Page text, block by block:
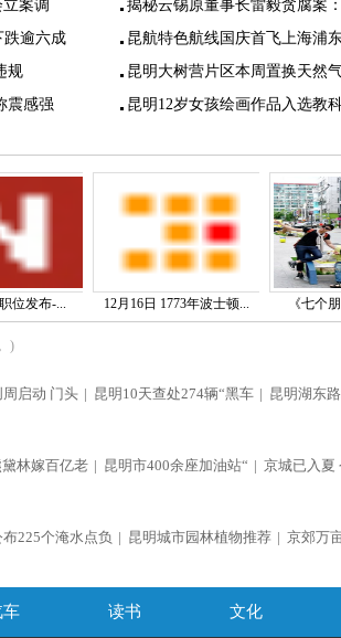
案调
跌逾六成
规
震感强
揭秘云锡原董事长雷毅贪腐案
昆航特色航线国庆首飞上海浦
昆明大树营片区本周置换天然
昆明12岁女孩绘画作品入选教
位发布-... 12月16日 1773年波士顿... 《七个
)
启动 门头 | 昆明10天查处274辆“黑车 | 昆明湖东
林嫁百亿老 | 昆明市400余座加油站“ | 京城已入夏
布225个淹水点负 | 昆明城市园林植物推荐 | 京郊万
车 读书 文化